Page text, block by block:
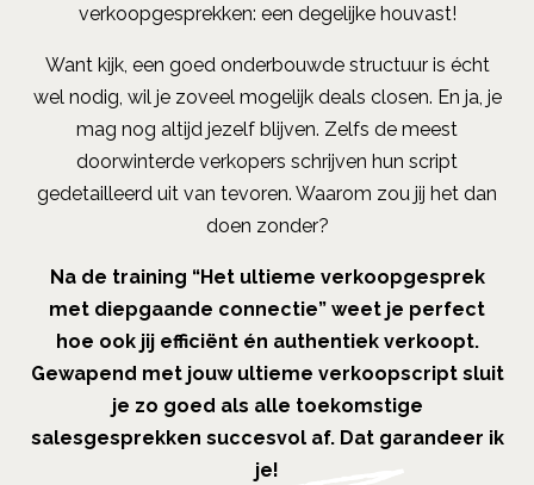
verkoopgesprekken: een degelijke houvast!
Want kijk, een goed onderbouwde structuur is écht
wel nodig, wil je zoveel mogelijk deals closen. En ja, je
mag nog altijd jezelf blijven. Zelfs de meest
doorwinterde verkopers schrijven hun script
gedetailleerd uit van tevoren. Waarom zou jij het dan
doen zonder?
Na de training “Het ultieme verkoopgesprek
met diepgaande connectie” weet je perfect
hoe ook jij efficiënt én authentiek verkoopt.
Gewapend met jouw ultieme verkoopscript sluit
je zo goed als alle toekomstige
salesgesprekken succesvol af. Dat garandeer ik
je!